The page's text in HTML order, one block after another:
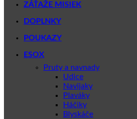
ZÁŤAŽE MISIEK
DOPLNKY
POUKAZY
ESOX
Pruty a navnady
Udice
Navijaky
Plaváky
Háčiky
Blyskáče